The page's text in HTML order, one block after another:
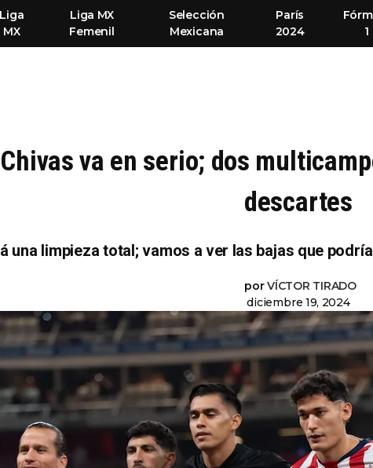
Liga
MX
Liga MX
Femenil
Selección
Mexicana
París
2024
1
va en serio; dos
descartes
una limpieza total; vamos a ver las bajas que
porVÍCTOR TIRADO
diciembre 19, 2024